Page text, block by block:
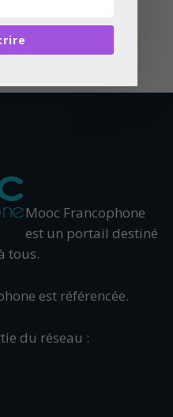
Mooc Francophone
est un portail destiné
tous.
est référencée.
du réseau :